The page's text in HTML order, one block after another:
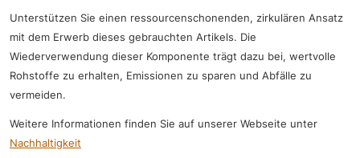
Unterstützen Sie einen ressourcenschonenden, zirkulären Ansatz
mit dem Erwerb dieses gebrauchten Artikels. Die
Wiederverwendung dieser Komponente trägt dazu bei, wertvolle
Rohstoffe zu erhalten, Emissionen zu sparen und Abfälle zu
vermeiden.
Weitere Informationen finden Sie auf unserer Webseite unter
Nachhaltigkeit